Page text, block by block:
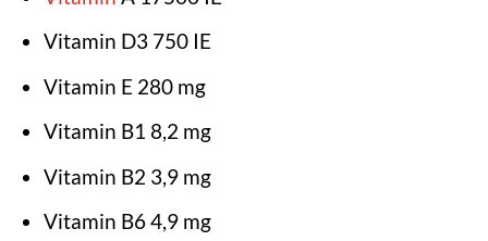
Vitamin D3 750 IE
Vitamin E 280 mg
Vitamin B1 8,2 mg
Vitamin B2 3,9 mg
Vitamin B6 4,9 mg